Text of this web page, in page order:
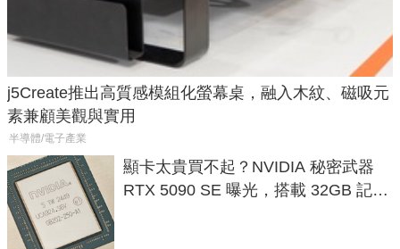
j5Create推出高質感模組化螢幕桌，融入木紋、磁吸元
素兼顧美觀與實用
半導體/電子產業
顯卡太貴買不起？NVIDIA 秘密武器
RTX 5090 SE 曝光，搭載 32GB 記憶